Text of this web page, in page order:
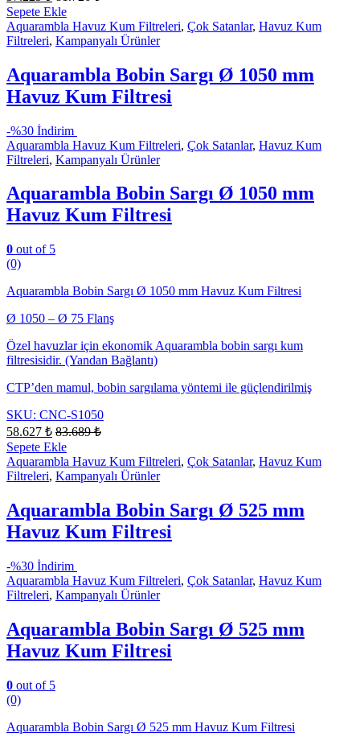
Sepete Ekle
Aquarambla Havuz Kum Filtreleri, Çok Satanlar, Havuz Kum
Filtreleri, Kampanyalı Ürünler
Aquarambla Bobin Sargı Ø 1050 mm
Havuz Kum Filtresi
-%30 İndirim
Aquarambla Havuz Kum Filtreleri, Çok Satanlar, Havuz Kum
Filtreleri, Kampanyalı Ürünler
Aquarambla Bobin Sargı Ø 1050 mm
Havuz Kum Filtresi
0 out of 5
(0)
Aquarambla Bobin Sargı Ø 1050 mm Havuz Kum Filtresi
Ø 1050 – Ø 75 Flanş
Özel havuzlar için ekonomik Aquarambla bobin sargı kum
filtresisidir. (Yandan Bağlantı)
CTP’den mamul, bobin sargılama yöntemi ile güçlendirilmiş
SKU: CNC-S1050
58.627 ₺ 83.689₺
Sepete Ekle
Aquarambla Havuz Kum Filtreleri, Çok Satanlar, Havuz Kum
Filtreleri, Kampanyalı Ürünler
Aquarambla Bobin Sargı Ø 525 mm
Havuz Kum Filtresi
-%30 İndirim
Aquarambla Havuz Kum Filtreleri, Çok Satanlar, Havuz Kum
Filtreleri, Kampanyalı Ürünler
Aquarambla Bobin Sargı Ø 525 mm
Havuz Kum Filtresi
0 out of 5
(0)
Aquarambla Bobin Sargı Ø 525 mm Havuz Kum Filtresi